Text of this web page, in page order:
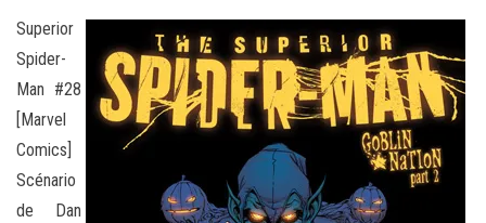
Superior
Spider-
Man #28
[Marvel
Comics]
Scénario
de Dan